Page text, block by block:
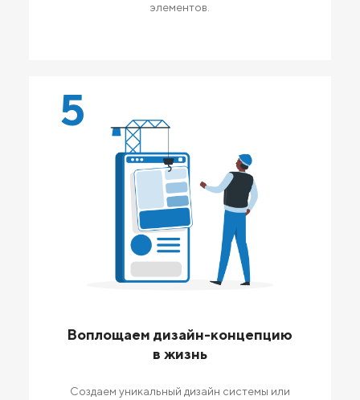
элементов.
5
Воплощаем дизайн-концепцию
в жизнь
Создаем уникальный дизайн системы или